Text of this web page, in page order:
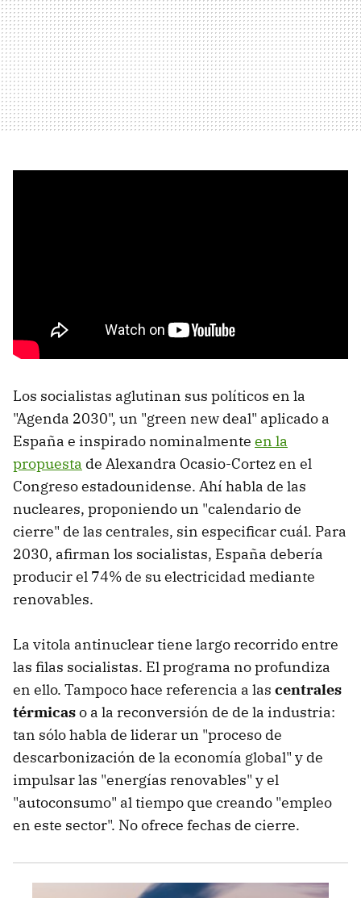
Los socialistas aglutinan sus políticos en la
"Agenda 2030", un "green new deal" aplicado a
España e inspirado nominalmente en la
propuesta de Alexandra Ocasio-Cortez en el
Congreso estadounidense. Ahí habla de las
nucleares, proponiendo un "calendario de
cierre" de las centrales, sin especificar cuál. Para
2030, afirman los socialistas, España debería
producir el 74% de su electricidad mediante
renovables.
La vitola antinuclear tiene largo recorrido entre
las filas socialistas. El programa no profundiza
en ello. Tampoco hace referencia a las centrales
térmicaso a la reconversión de de la industria:
tan sólo habla de liderar un "proceso de
descarbonización de la economía global" y de
impulsar las "energías renovables" y el
"autoconsumo" al tiempo que creando "empleo
en este sector". No ofrece fechas de cierre.